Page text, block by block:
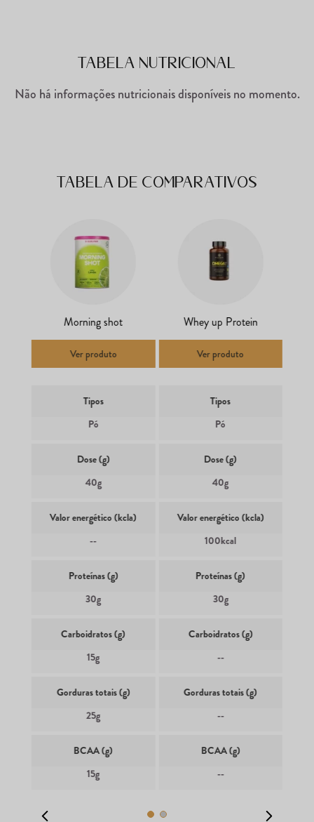
Tabela Nutricional
Não há informações nutricionais disponíveis no momento.
Tabela de comparativos
Morning shot
Ver produto
Tipos
Pó
Dose (g)
40g
Valor energético (kcla)
--
Proteínas (g)
30g
Carboidratos (g)
15g
Gorduras totais (g)
25g
BCAA (g)
15g
Whey up Protein
Ver produto
Tipos
Pó
Dose (g)
40g
Valor energético (kcla)
100kcal
Proteínas (g)
30g
Carboidratos (g)
--
Gorduras totais (g)
--
BCAA (g)
--